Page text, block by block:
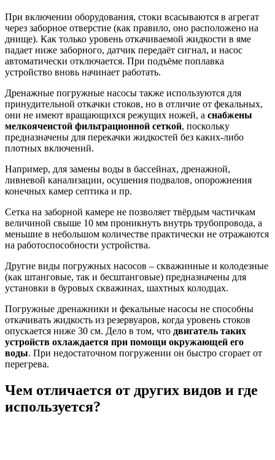
При включении оборудования, стоки всасываются в агрегат
через заборное отверстие (как правило, оно расположено на
днище). Как только уровень откачиваемой жидкости в яме
падает ниже заборного, датчик передаёт сигнал, и насос
автоматически отключается. При подъёме поплавка
устройство вновь начинает работать.
Дренажные погружные насосы также используются для
принудительной откачки стоков, но в отличие от фекальных,
они не имеют вращающихся режущих ножей, а снабжены
мелкоячеистой фильтрационной сеткой, поскольку
предназначены для перекачки жидкостей без каких-либо
плотных включений.
Например, для замены воды в бассейнах, дренажной,
ливневой канализации, осушения подвалов, опорожнения
конечных камер септика и пр.
Сетка на заборной камере не позволяет твёрдым частичкам
величиной свыше 10 мм проникнуть внутрь трубопровода, а
меньшие в небольшом количестве практически не отражаются
на работоспособности устройства.
Другие виды погружных насосов – скважинные и колодезные
(как штанговые, так и бесштанговые) предназначены для
установки в буровых скважинах, шахтных колодцах.
Погружные дренажники и фекальные насосы не способны
откачивать жидкость из резервуаров, когда уровень стоков
опускается ниже 30 см. Дело в том, что двигатель таких
устройств охлаждается при помощи окружающей его
воды. При недостаточном погружении он быстро сгорает от
перегрева.
Чем отличается от других видов и где
используется?